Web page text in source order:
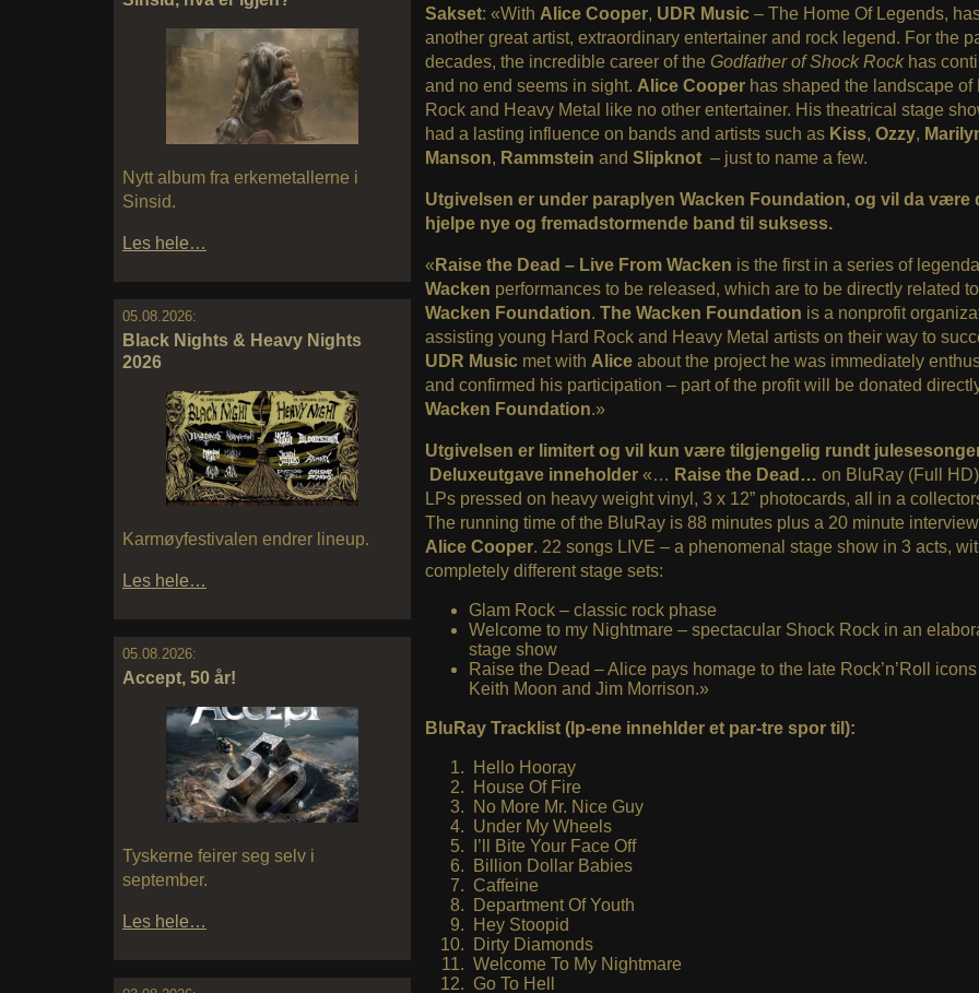
Nytt album fra erkemetallerne i
Sinsid.
Les hele…
05.08.2026:
Black Nights & Heavy Nights
2026
Karmøyfestivalen endrer lineup.
Les hele…
05.08.2026:
Accept, 50 år!
Tyskerne feirer seg selv i
september.
Les hele…
Sakset: «With Alice Cooper, UDR Music– The Home Of Legends,
another great artist, extraordinary entertainer and rock legend. For the
decades, the incredible career of the Godfather of Shock Rock has
and no end seems in sight. Alice Cooperhas shaped the landscape of
Rock and Heavy Metal like no other entertainer. His theatrical stage
had a lasting influence on bands and artists such as Kiss, Ozzy,
Manson, Rammstein and Slipknot – just to name a few.
Utgivelsen er under paraplyen Wacken Foundation, og vil da være
hjelpe nye og fremadstormende band til suksess.
« Raise the Dead – Live From Wacken is the first in a series of
Wacken performances to be released, which are to be directly related
Wacken Foundation. The Wacken Foundation is a nonprofit
assisting young Hard Rock and Heavy Metal artists on their way to
UDR Musicmet with Alice about the project he was immediately
and confirmed his participation – part of the profit will be donated
Wacken Foundation.»
Utgivelsen er limitert og vil kun være tilgjengelig rundt
Deluxeutgave inneholder«… Raise the Dead… on BluRay (Full
LPs pressed on heavy weight vinyl, 3 x 12” photocards, all in a
The running time of the BluRay is 88 minutes plus a 20 minute
Alice Cooper. 22 songs LIVE – a phenomenal stage show in 3 acts,
completely different stage sets:
Glam Rock – classic rock phase
Welcome to my Nightmare – spectacular Shock Rock in an
stage show
Raise the Dead – Alice pays homage to the late Rock’n’Roll
Keith Moon and Jim Morrison.»
BluRay Tracklist (lp-ene innehlder et par-tre spor til):
Hello Hooray
House Of Fire
No More Mr. Nice Guy
Under My Wheels
I’ll Bite Your Face Off
Billion Dollar Babies
Caffeine
Department Of Youth
Hey Stoopid
Dirty Diamonds
Welcome To My Nightmare
Go To Hell